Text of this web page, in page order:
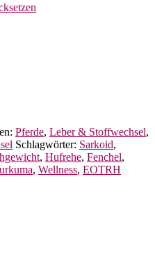
Pferde, Leber & Stoffwechsel,
Schlagwörter: Sarkoid,
, Hufrehe, Fenchel,
, Wellness, EOTRH